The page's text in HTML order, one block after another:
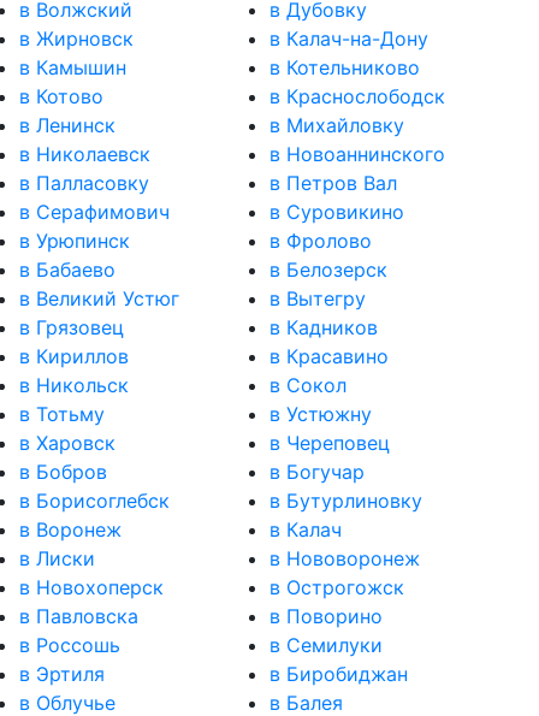
в Волжский
в Дубовку
в Жирновск
в Калач-на-Дону
в Камышин
в Котельниково
в Котово
в Краснослободск
в Ленинск
в Михайловку
в Николаевск
в Новоаннинского
в Палласовку
в Петров Вал
в Серафимович
в Суровикино
в Урюпинск
в Фролово
в Бабаево
в Белозерск
в Великий Устюг
в Вытегру
в Грязовец
в Кадников
в Кириллов
в Красавино
в Никольск
в Сокол
в Тотьму
в Устюжну
в Харовск
в Череповец
в Бобров
в Богучар
в Борисоглебск
в Бутурлиновку
в Воронеж
в Калач
в Лиски
в Нововоронеж
в Новохоперск
в Острогожск
в Павловска
в Поворино
в Россошь
в Семилуки
в Эртиля
в Биробиджан
в Облучье
в Балея